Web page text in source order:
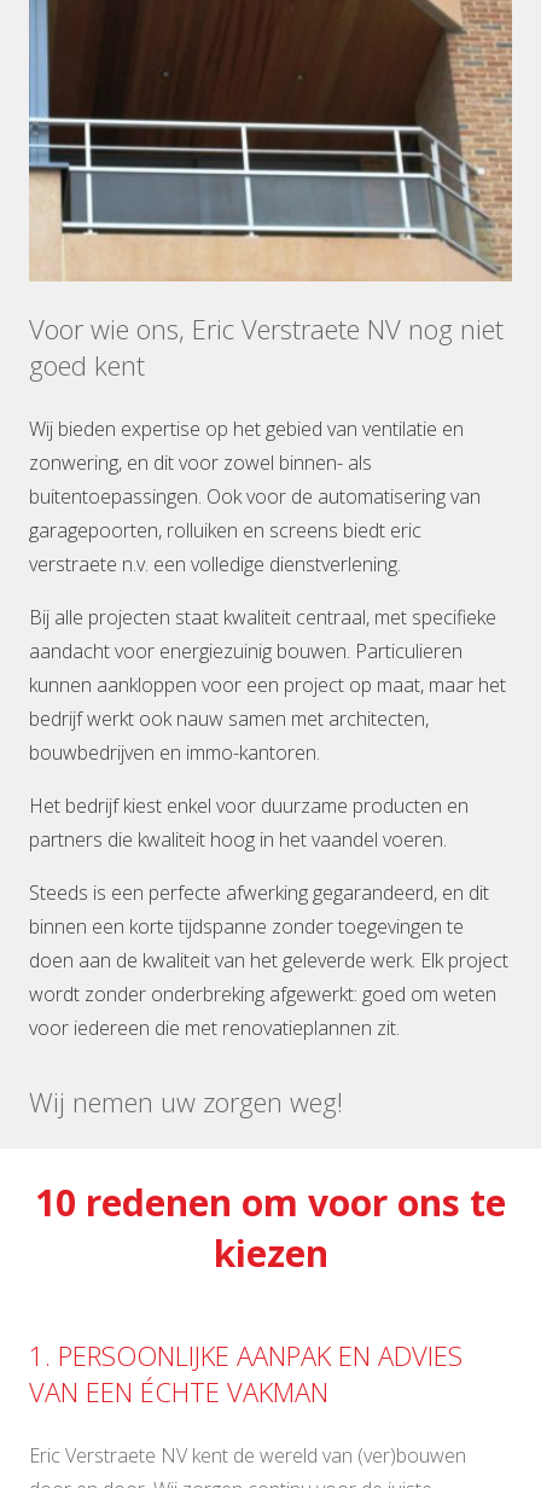
Voor wie ons, Eric Verstraete NV nog niet
goed kent
Wij bieden expertise op het gebied van ventilatie en
zonwering, en dit voor zowel binnen- als
buitentoepassingen. Ook voor de automatisering van
garagepoorten, rolluiken en screens biedt eric
verstraete n.v. een volledige dienstverlening.
Bij alle projecten staat kwaliteit centraal, met specifieke
aandacht voor energiezuinig bouwen. Particulieren
kunnen aankloppen voor een project op maat, maar het
bedrijf werkt ook nauw samen met architecten,
bouwbedrijven en immo-kantoren.
Het bedrijf kiest enkel voor duurzame producten en
partners die kwaliteit hoog in het vaandel voeren.
Steeds is een perfecte afwerking gegarandeerd, en dit
binnen een korte tijdspanne zonder toegevingen te
doen aan de kwaliteit van het geleverde werk. Elk project
wordt zonder onderbreking afgewerkt: goed om weten
voor iedereen die met renovatieplannen zit.
Wij nemen uw zorgen weg!
10 redenen om voor ons te
kiezen
1. PERSOONLIJKE AANPAK EN ADVIES
VAN EEN ÉCHTE VAKMAN
Eric Verstraete NV kent de wereld van (ver)bouwen